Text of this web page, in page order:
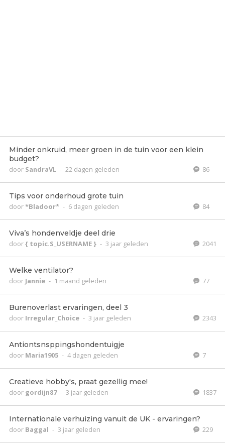
Minder onkruid, meer groen in de tuin voor een klein
budget?
door SandraVL - 22 dagen geleden 86
Tips voor onderhoud grote tuin
door*Bladoor* - 6 dagen geleden 84
Viva’s hondenveldje deel drie
door{ topic.S_USERNAME } - 3 jaar geleden 2041
Welke ventilator?
door Jannie - 1 maand geleden 77
Burenoverlast ervaringen, deel 3
door Irregular_Choice - 3 jaar geleden 2343
Antiontsnsppingshondentuigje
door Maria1905 - 4 dagen geleden 7
Creatieve hobby's, praat gezellig mee!
door gordijn87 - 3 jaar geleden 1837
Internationale verhuizing vanuit de UK - ervaringen?
door Baggal - 3 jaar geleden 229